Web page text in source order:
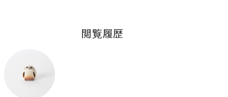
閲覧履歴